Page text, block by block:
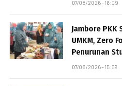
07/08/2026 - 16:09
Jambore PKK
UMKM, Zero
Penurunan
07/08/2026 - 15:59